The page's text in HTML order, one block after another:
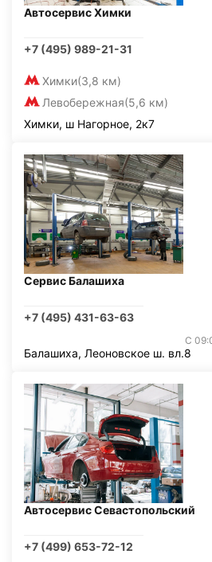
Автосервис Химки
+7 (495) 989-21-31
Химки(3,8 км)
Левобережная(5,6 км)
Химки, ш Нагорное, 2к7
Сервис Балашиха
+7 (495) 431-63-63
С
Балашиха, Леоновское ш. вл.8
Автосервис Севастопольский
+7 (499) 653-72-12